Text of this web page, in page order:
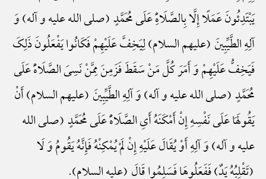
یَبْتَدِئُونَ عَمَلًا إِلَّا بِالصَّلَاهًِْ عَلَی مُحَمَّدٍ (صلی الله علیه و آله) وَ
آلِهِ الطَّیِّبِینَ (علیهم السلام) لِیَخِفَّ عَلَیْهِمْ فَکَانُوا یَفْعَلُونَ ذَلِکَ
فَیَخِفُّ عَلَیْهِمْ وَ أَمَرَ کُلَّ مَنْ سَقَطَ فَزَمِنَ مِمَّنْ نَسِیَ الصَّلَاهًَْ عَلَی
مُحَمَّدٍ (صلی الله علیه و آله) وَ آلِهِ الطَّیِّبِینَ (علیهم السلام) أَنْ
یَقُولَهَا عَلَی نَفْسِهِ إِنْ أَمْکَنَهُ أَیِ الصَّلَاهًَْ عَلَی مُحَمَّدٍ (صلی الله
علیه و آله) وَ آلِهِ أَوْ یُقَالَ عَلَیْهِ إِنْ لَمْ یُمْکِنْهُ فَإِنَّهُ یَقُومُ وَ لَا
(تَقْلِبُهُ یَدٌ) فَفَعَلُوهَا فَسَلِمُوا قَالَ (علیه السلام).